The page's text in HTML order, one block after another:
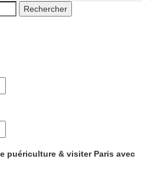
puériculture & visiter Paris avec